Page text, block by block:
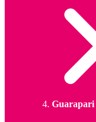
Guarapari